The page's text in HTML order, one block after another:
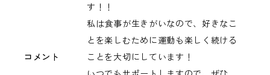
コメント
す！！
私は食事が生きがいなので、好きなこ
とを楽しむために運動も楽しく続ける
ことを大切にしています！